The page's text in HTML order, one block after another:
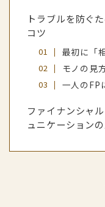
トラブルを防ぐ
コツ
最初に「
モノの見
一人のFP
ファイナンシャ
ュニケーション